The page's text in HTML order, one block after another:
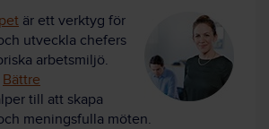
är ett verktyg för
utveckla chefers
arbetsmiljö.
Bättre
till att skapa
meningsfulla möten.